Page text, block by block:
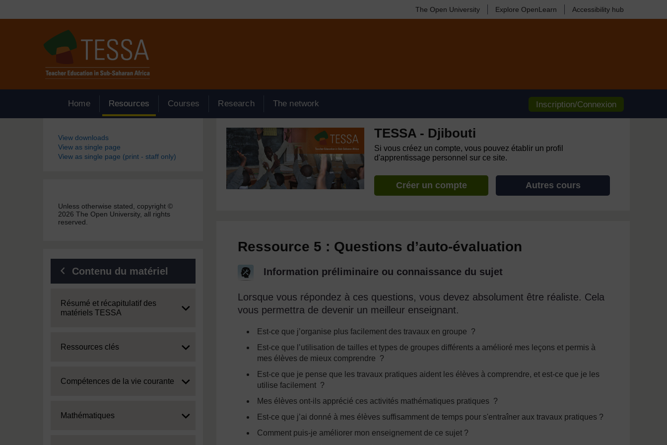
The Open University Explore OpenLearn Accessibility hub
Home Resources Courses Research The network Inscription/Connexion
Blocs
View downloads
View as single page
View as single page (print - staff only)
Unless otherwise stated, copyright ©
2026 The Open University, all rights
reserved.
Contenu du matériel
Expand
Résumé et récapitulatif des
matériels TESSA
Expand
Ressources clés
Expand
Compétences de la vie courante
Expand
Mathématiques
TESSA - Djibouti
Si vous créez un compte, vous pouvez établir un profil
d'apprentissage personnel sur ce site.
Créer un compte Autres cours
Ressource 5 : Questions d’auto-évaluation
Information préliminaire ou connaissance du sujet
Lorsque vous répondez à ces questions, vous devez absolument être réaliste. Cela
vous permettra de devenir un meilleur enseignant.
Est-ce que j’organise plus facilement des travaux en groupe ?
Est-ce que l’utilisation de tailles et types de groupes différents a amélioré mes leçons et permis à
mes élèves de mieux comprendre ?
Est-ce que je pense que les travaux pratiques aident les élèves à comprendre, et est-ce que je les
utilise facilement ?
Mes élèves ont-ils apprécié ces activités mathématiques pratiques ?
Est-ce que j’ai donné à mes élèves suffisamment de temps pour s'entraîner aux travaux pratiques ?
Comment puis-je améliorer mon enseignement de ce sujet ?